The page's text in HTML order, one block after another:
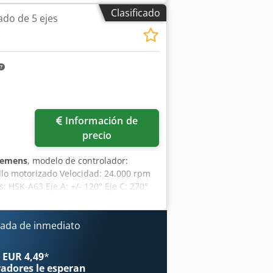
del motor del husillo:6.500 W,
HSK F50
, velocidad del cabezal
de mecanizado CNC de 5 ejes para
Construcción de puente
de piñón y cremallera, guías con
Y 1500mm 80m/min Z 900mm
montaje y centrado de la plantilla.
refrigerado por líquido. CNC:
3 x 400V / 50Hz (+/- 5%)
Clasificado
de 5 ejes
precio
, modelo de controlador:
motorizado Velocidad: 24.000 rpm
A63 Eje A: +/- 120° Eje C: 270°
2.350 x 1.700 mm Avance rápido
Medición de la pieza:
Control de rotura de herramienta:
Extrusora 3D: CEAD S25
de husillo
de inmediato
4,49*
le esperan